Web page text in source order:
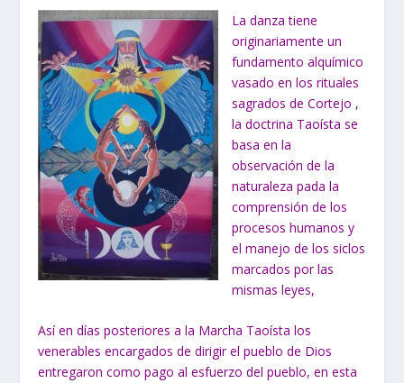
La danza tiene
originariamente un
fundamento alquímico
vasado en los rituales
sagrados de Cortejo ,
la doctrina Taoísta se
basa en la
observación de la
naturaleza pada la
comprensión de los
procesos humanos y
el manejo de los siclos
marcados por las
mismas leyes,
Así en días posteriores a la Marcha Taoísta los
venerables encargados de dirigir el pueblo de Dios
entregaron como pago al esfuerzo del pueblo, en esta